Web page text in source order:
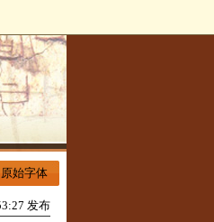
原始字体
发布